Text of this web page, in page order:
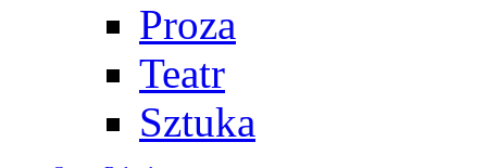
Proza
Teatr
Sztuka